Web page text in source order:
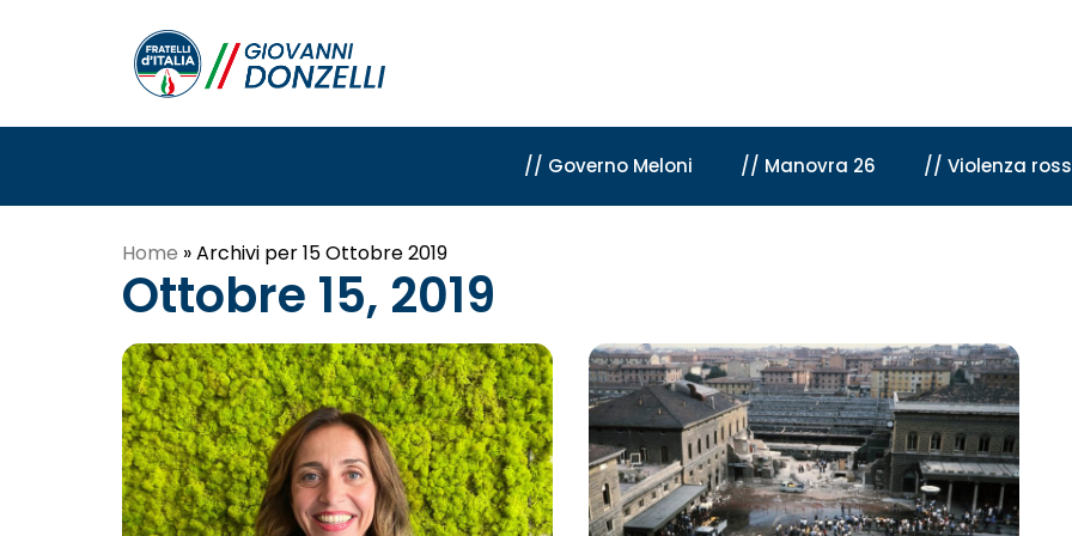
// Governo Meloni // Manovra 26 // Violenza
Home »Archivi per 15 Ottobre 2019
Ottobre 15, 2019